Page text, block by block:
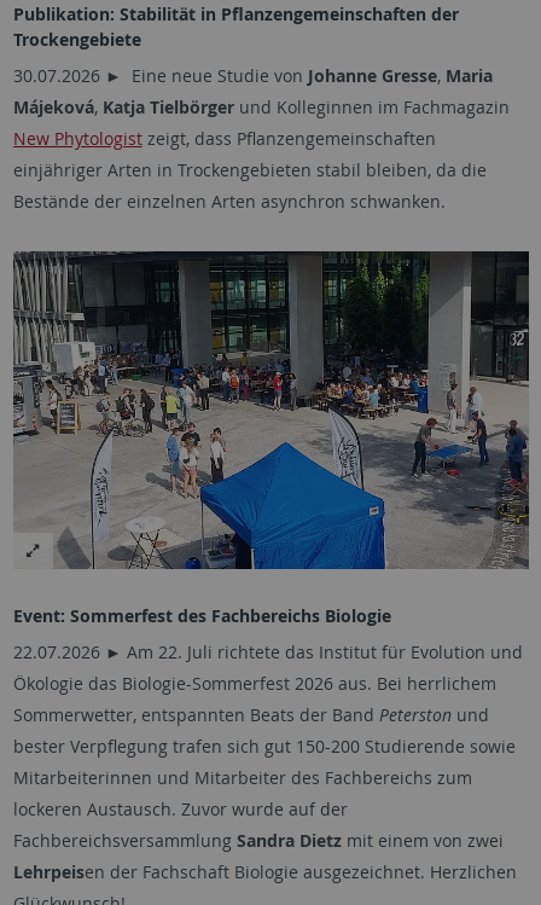
Publikation: Stabilität in Pflanzengemeinschaften der
Trockengebiete
30.07.2026 ► Eine neue Studie von Johanne Gresse, Maria
Májeková, Katja Tielbörgerund Kolleginnen im Fachmagazin
New Phytologistzeigt, dass Pflanzengemeinschaften
einjähriger Arten in Trockengebieten stabil bleiben, da die
Bestände der einzelnen Arten asynchron schwanken.
Event: Sommerfest des Fachbereichs Biologie
22.07.2026 ► Am 22. Juli richtete das Institut für Evolution und
Ökologie das Biologie-Sommerfest 2026 aus. Bei herrlichem
Sommerwetter, entspannten Beats der Band Peterston und
bester Verpflegung trafen sich gut 150-200 Studierende sowie
Mitarbeiterinnen und Mitarbeiter des Fachbereichs zum
lockeren Austausch. Zuvor wurde auf der
Fachbereichsversammlung Sandra Dietz mit einem von zwei
Lehrpeisen der Fachschaft Biologie ausgezeichnet. Herzlichen